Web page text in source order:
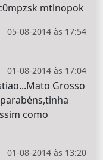
mtlnopok
05-08-2014 às 17:54
01-08-2014 às 17:04
Grosso
como
01-08-2014 às 13:20